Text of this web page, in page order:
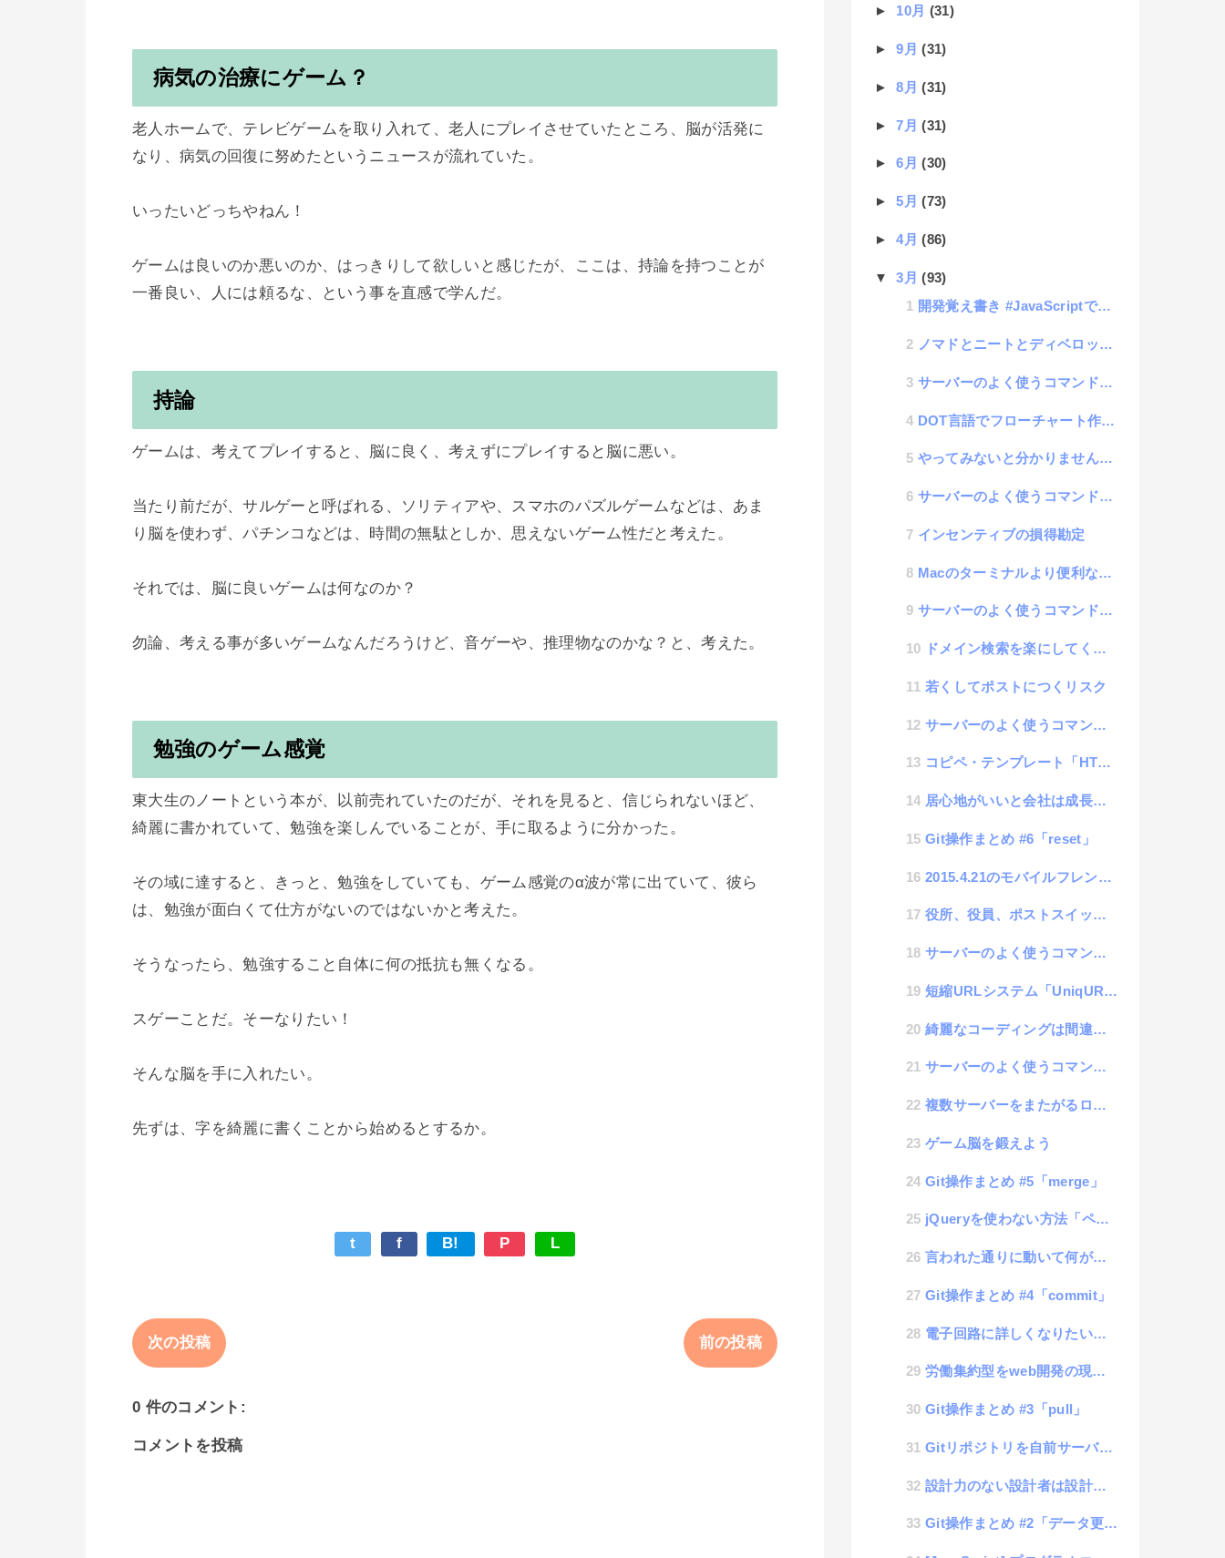
病気の治療にゲーム？
老人ホームで、テレビゲームを取り入れて、老人にプレイさせていたところ、脳が活発に
なり、病気の回復に努めたというニュースが流れていた。
いったいどっちやねん！
ゲームは良いのか悪いのか、はっきりして欲しいと感じたが、ここは、持論を持つことが
一番良い、人には頼るな、という事を直感で学んだ。
持論
ゲームは、考えてプレイすると、脳に良く、考えずにプレイすると脳に悪い。
当たり前だが、サルゲーと呼ばれる、ソリティアや、スマホのパズルゲームなどは、あま
り脳を使わず、パチンコなどは、時間の無駄としか、思えないゲーム性だと考えた。
それでは、脳に良いゲームは何なのか？
勿論、考える事が多いゲームなんだろうけど、音ゲーや、推理物なのかな？と、考えた。
勉強のゲーム感覚
東大生のノートという本が、以前売れていたのだが、それを見ると、信じられないほど、
綺麗に書かれていて、勉強を楽しんでいることが、手に取るように分かった。
その域に達すると、きっと、勉強をしていても、ゲーム感覚のα波が常に出ていて、彼ら
は、勉強が面白くて仕方がないのではないかと考えた。
そうなったら、勉強すること自体に何の抵抗も無くなる。
スゲーことだ。そーなりたい！
そんな脳を手に入れたい。
t f B! P L
次の投稿 前の投稿
0 件のコメント:
コメントを投稿
► 10月 (31)
►9月(31)
►8月(31)
►7月(31)
►6月(30)
►5月(73)
►4月(86)
▼3月(93)
開発覚え書き #JavaScriptでPHPにAJAXでつなげた時にデータをダウンロードさせる方法
ノマドとニートとディベロッパーの関係性
サーバーのよく使うコマンドメモ| apt-get
DOT言語でフローチャート作成ツール「DotFlow」
やってみないと分かりませんレベル
サーバーのよく使うコマンドメモ| telnet
インセンティブの損得勘定
Macのターミナルより便利な「iTerm2」
サーバーのよく使うコマンドメモ| jobs
ドメイン検索を楽にしてくれるサービス「agile domain search」
若くしてポストにつくリスク
サーバーのよく使うコマンドメモ| dig
コピペ・テンプレート「HTML」
居心地がいいと会社は成長しない
Git操作まとめ #6「reset」
2015.4.21のモバイルフレンドリーXデーに備えて
役所、役員、ポストスイッチ制度
サーバーのよく使うコマンドメモ| chmod
短縮URLシステム「UniqURL」
綺麗なコーディングは間違った概念
サーバーのよく使うコマンドメモ| free
複数サーバーをまたがるログ管理に挑戦:Fluentd #1「初期設定」
ゲーム脳を鍛えよう
Git操作まとめ #5「merge」
jQueryを使わない方法「ページ内で使っているCSSの値を取得する」
言われた通りに動いて何が悪い。作業員の失敗は誰の責任か？
Git操作まとめ #4「commit」
電子回路に詳しくなりたいので勉強するブログ #3「+と-を入れ替えてもLEDが点灯するしくみ」
労働集約型をweb開発の現場で考えてみた
Git操作まとめ #3「pull」
Gitリポジトリを自前サーバーで管理するツール「GitServ」
設計力のない設計者は設計をするな
Git操作まとめ #2「データ更新時の操作」